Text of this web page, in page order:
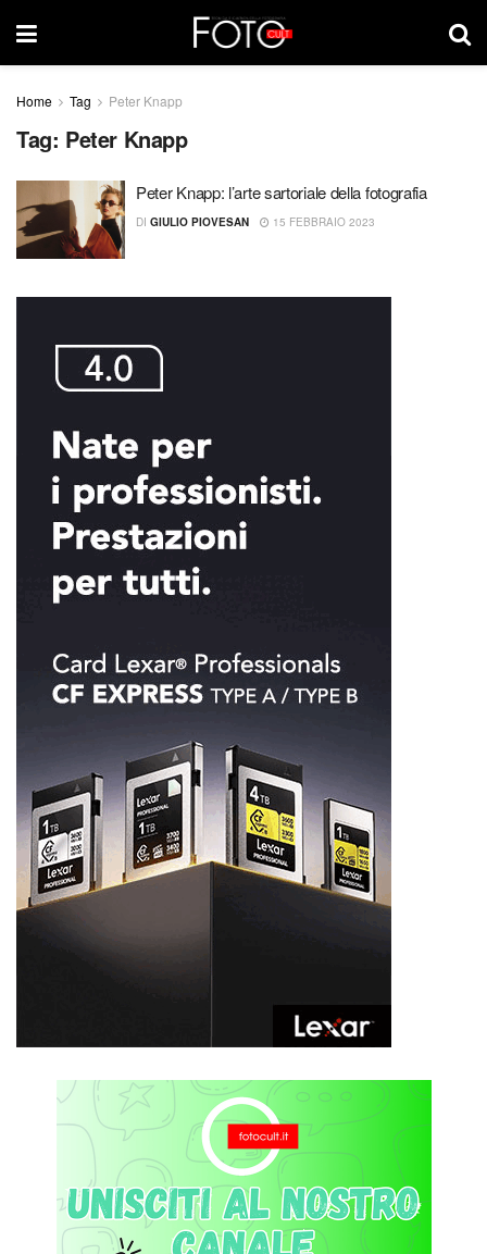
Home Tag Peter Knapp
Tag: Peter Knapp
Peter Knapp: l’arte sartoriale della fotografia
DI GIULIO PIOVESAN 15 FEBBRAIO 2023